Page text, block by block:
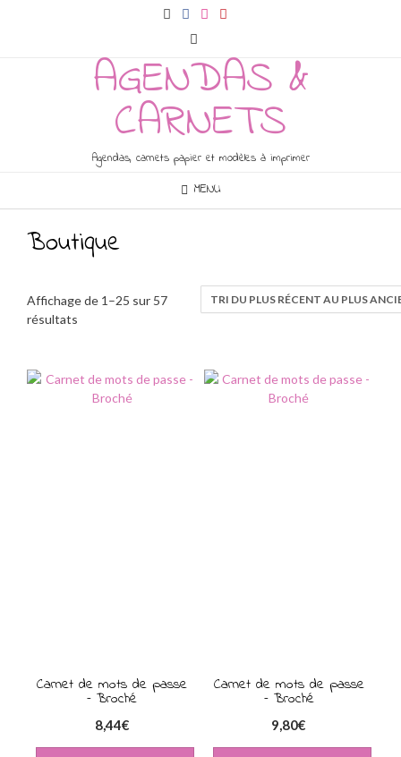
AGENDAS &
CARNETS
Agendas, carnets papier et modèles à imprimer
MENU
Boutique
Affichage de 1–25 sur 57
résultats
récent
Carnet de mots de passe
– Broché
8,44€
Carnet de mots de passe
– Broché
9,80€